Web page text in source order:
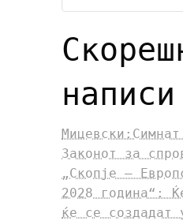
написи
Законот за
„Скопје –
2028 година“:
ќе се создадат